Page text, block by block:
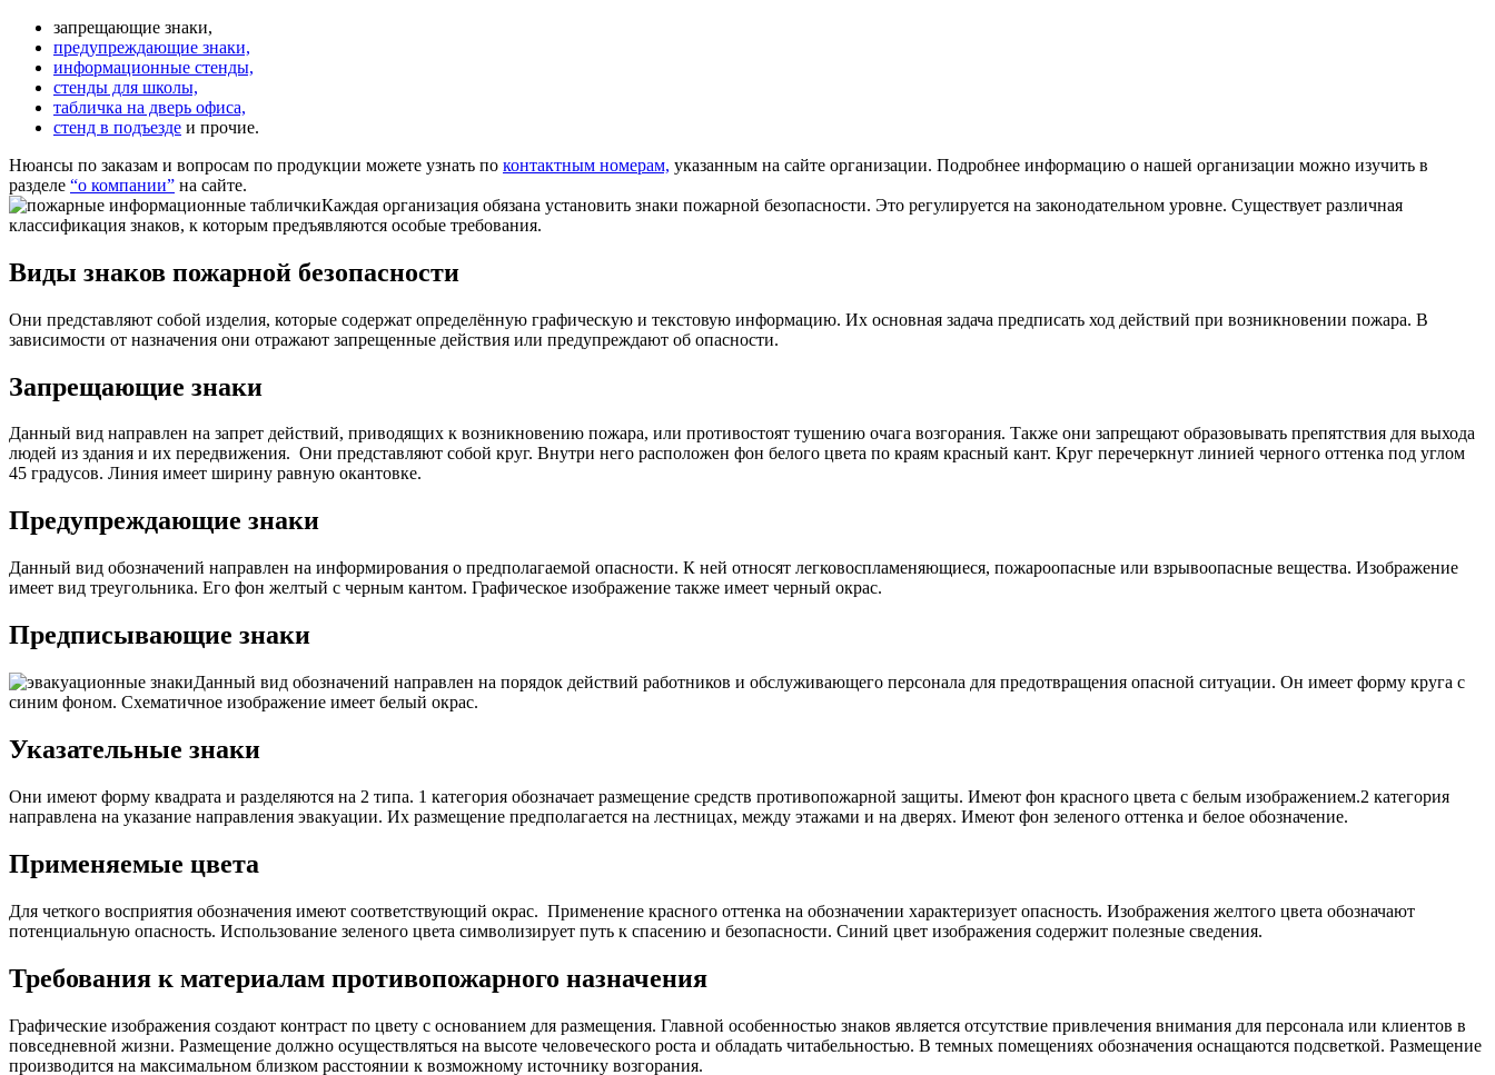
запрещающие знаки,
предупреждающие знаки,
информационные стенды,
стенды для школы,
табличка на дверь офиса,
стенд в подъезде и прочие.
Нюансы по заказам и вопросам по продукции можете узнать по контактным номерам, указанным на сайте организации. Подробнее информацию о нашей организации можно изучить в
разделе “о компании” на сайте.
Каждая организация обязана установить знаки пожарной безопасности. Это регулируется на законодательном уровне. Существует различная
классификация знаков, к которым предъявляются особые требования.
Виды знаков пожарной безопасности
Они представляют собой изделия, которые содержат определённую графическую и текстовую информацию. Их основная задача предписать ход действий при возникновении пожара. В
зависимости от назначения они отражают запрещенные действия или предупреждают об опасности.
Запрещающие знаки
Данный вид направлен на запрет действий, приводящих к возникновению пожара, или противостоят тушению очага возгорания. Также они запрещают образовывать препятствия для выхода
людей из здания и их передвижения. Они представляют собой круг. Внутри него расположен фон белого цвета по краям красный кант. Круг перечеркнут линией черного оттенка под углом
45 градусов. Линия имеет ширину равную окантовке.
Предупреждающие знаки
Данный вид обозначений направлен на информирования о предполагаемой опасности. К ней относят легковоспламеняющиеся, пожароопасные или взрывоопасные вещества. Изображение
имеет вид треугольника. Его фон желтый с черным кантом. Графическое изображение также имеет черный окрас.
Предписывающие знаки
Данный вид обозначений направлен на порядок действий работников и обслуживающего персонала для предотвращения опасной ситуации. Он имеет форму круга с
синим фоном. Схематичное изображение имеет белый окрас.
Указательные знаки
Они имеют форму квадрата и разделяются на 2 типа. 1 категория обозначает размещение средств противопожарной защиты. Имеют фон красного цвета с белым изображением.2 категория
направлена на указание направления эвакуации. Их размещение предполагается на лестницах, между этажами и на дверях. Имеют фон зеленого оттенка и белое обозначение.
Применяемые цвета
Для четкого восприятия обозначения имеют соответствующий окрас. Применение красного оттенка на обозначении характеризует опасность. Изображения желтого цвета обозначают
потенциальную опасность. Использование зеленого цвета символизирует путь к спасению и безопасности. Синий цвет изображения содержит полезные сведения.
Требования к материалам противопожарного назначения
Графические изображения создают контраст по цвету с основанием для размещения. Главной особенностью знаков является отсутствие привлечения внимания для персонала или клиентов в
повседневной жизни. Размещение должно осуществляться на высоте человеческого роста и обладать читабельностью. В темных помещениях обозначения оснащаются подсветкой. Размещение
производится на максимальном близком расстоянии к возможному источнику возгорания.